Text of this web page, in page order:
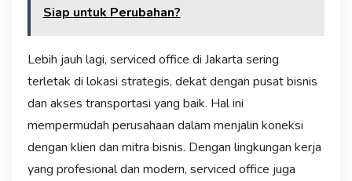
Siap untuk Perubahan?
Lebih jauh lagi, serviced office di Jakarta sering
terletak di lokasi strategis, dekat dengan pusat bisnis
dan akses transportasi yang baik. Hal ini
mempermudah perusahaan dalam menjalin koneksi
dengan klien dan mitra bisnis. Dengan lingkungan kerja
yang profesional dan modern, serviced office juga